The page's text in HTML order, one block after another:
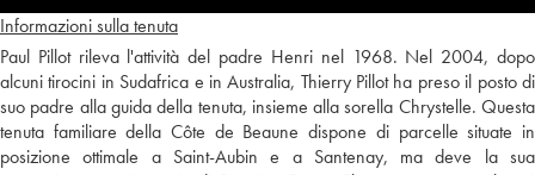
Informazioni sulla tenuta
Paul Pillot rileva l'attività del padre Henri nel 1968. Nel 2004, dopo
alcuni tirocini in Sudafrica e in Australia, Thierry Pillot ha preso il posto di
suo padre alla guida della tenuta, insieme alla sorella Chrystelle. Questa
tenuta familiare della Côte de Beaune dispone di parcelle situate in
posizione ottimale a Saint-Aubin e a Santenay, ma deve la sua